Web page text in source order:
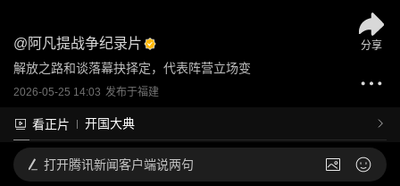
@ 阿凡提战争纪录片
解放之路和谈落幕抉择定，代表阵营立场变
2026-05-25 14:03 发布于福建
看正片 开国大典
分享
打开腾讯新闻客户端说两句